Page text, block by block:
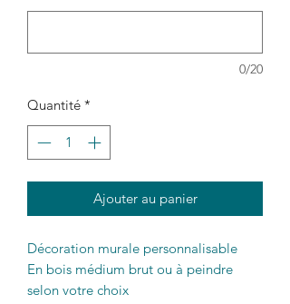
0/20
Quantité *
Ajouter au panier
Décoration murale personnalisable
En bois médium brut ou à peindre
selon votre choix